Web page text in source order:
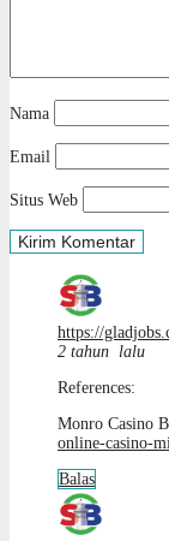
Nama
Email
Situs Web
https://
2 tahun lalu
References:
Monro Casino
online-casino-
Balas